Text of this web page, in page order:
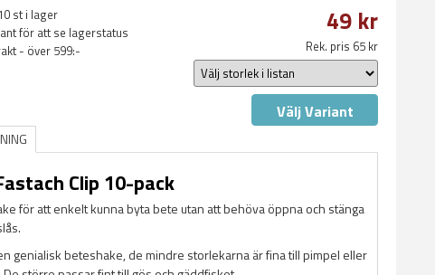
st i lager
för att se lagerstatus
- över 599:-
49 kr
Rek. pris 65 kr
Välj Variant
Clip 10-pack
för att enkelt kunna byta bete utan att behöva öppna och stänga
genialisk beteshake, de mindre storlekarna är fina till pimpel eller